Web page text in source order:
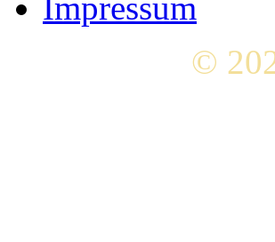
Impressum
©